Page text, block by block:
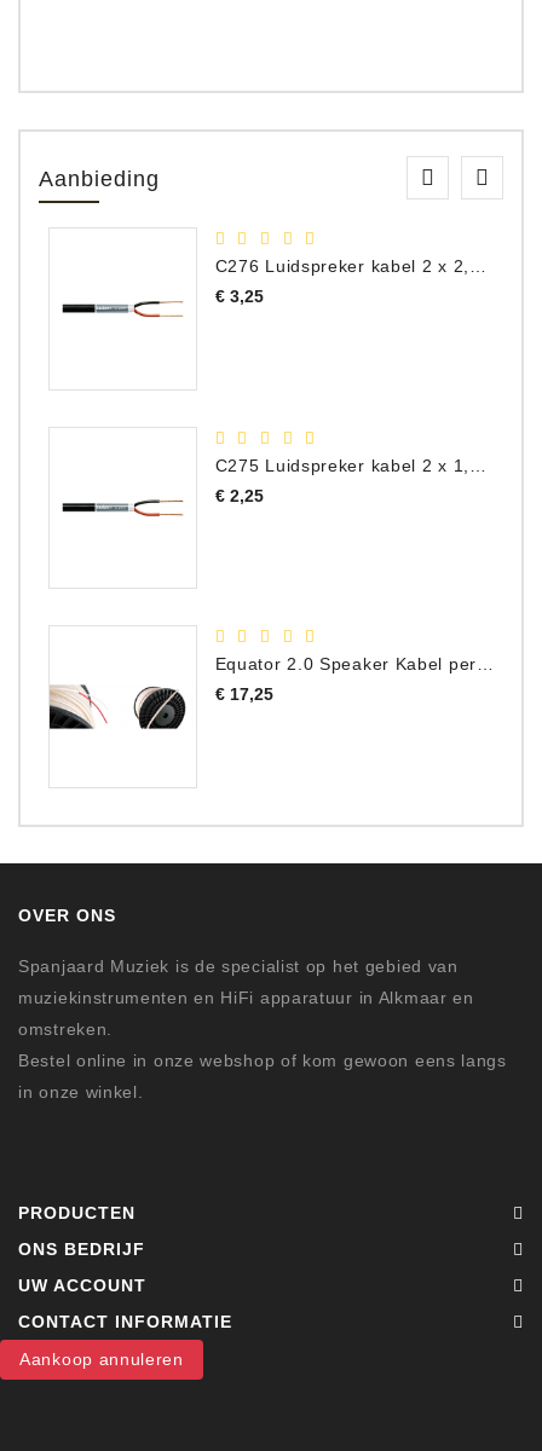
Aanbieding
€ 3,25Prijs
€ 2,25Prijs
Equator 2.0 Speaker Kabel per meter
€ 17,25Prijs
OVER ONS
Spanjaard Muziek is de specialist op het gebied van
muziekinstrumenten en HiFi apparatuur in Alkmaar en
omstreken.
Bestel online in onze webshop of kom gewoon eens langs
in onze winkel.
PRODUCTEN
ONS BEDRIJF
UW ACCOUNT
CONTACT INFORMATIE
Aankoop annuleren